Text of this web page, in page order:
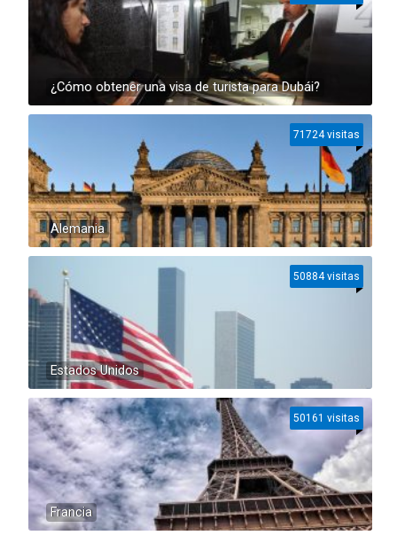
¿Cómo obtener una visa de turista para Dubái?
Alemania
71724 visitas
Estados Unidos
50884 visitas
Francia
50161 visitas